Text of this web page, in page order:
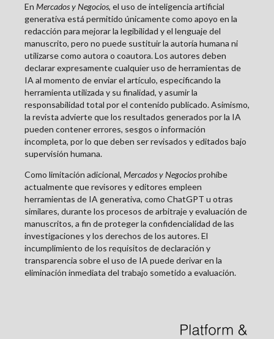
En Mercados y Negocios, el uso de inteligencia artificial
generativa está permitido únicamente como apoyo en la
redacción para mejorar la legibilidad y el lenguaje del
manuscrito, pero no puede sustituir la autoría humana ni
utilizarse como autora o coautora. Los autores deben
declarar expresamente cualquier uso de herramientas de
IA al momento de enviar el artículo, especificando la
herramienta utilizada y su finalidad, y asumir la
responsabilidad total por el contenido publicado. Asimismo,
la revista advierte que los resultados generados por la IA
pueden contener errores, sesgos o información
incompleta, por lo que deben ser revisados y editados bajo
supervisión humana.
Como limitación adicional, Mercados y Negociosprohíbe
actualmente que revisores y editores empleen
herramientas de IA generativa, como ChatGPT u otras
similares, durante los procesos de arbitraje y evaluación de
manuscritos, a fin de proteger la confidencialidad de las
investigaciones y los derechos de los autores. El
incumplimiento de los requisitos de declaración y
transparencia sobre el uso de IA puede derivar en la
eliminación inmediata del trabajo sometido a evaluación.